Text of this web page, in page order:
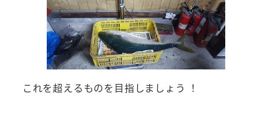
これを超えるものを目指しましょう ！